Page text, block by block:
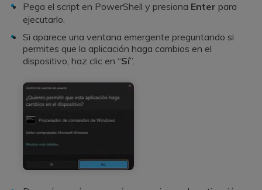
Pega el script en PowerShell y presiona Enter para
ejecutarlo.
Si aparece una ventana emergente preguntando si
permites que la aplicación haga cambios en el
dispositivo, haz clic en “Sí”.